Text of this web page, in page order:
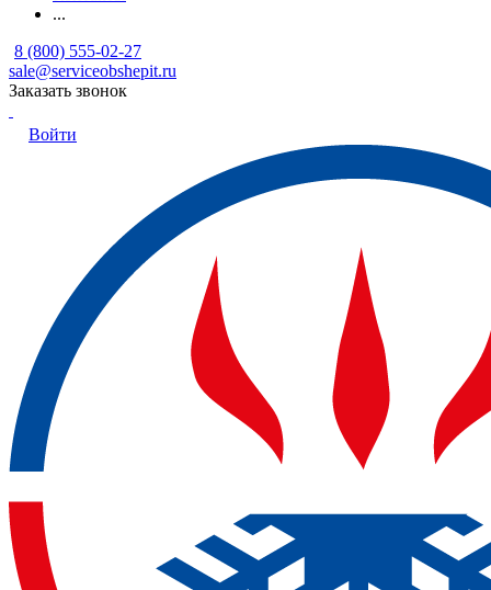
...
8 (800) 555-02-27
sale@serviceobshepit.ru
Заказать звонок
Войти